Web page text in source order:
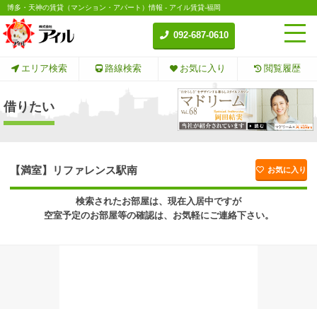
博多・天神の賃貸（マンション・アパート）情報 - アイル賃貸-福岡
092-687-0610
エリア検索 路線検索 お気に入り 閲覧履歴
借りたい
【満室】リファレンス駅南 お気に入り
検索されたお部屋は、現在入居中ですが
空室予定のお部屋等の確認は、お気軽にご連絡下さい。